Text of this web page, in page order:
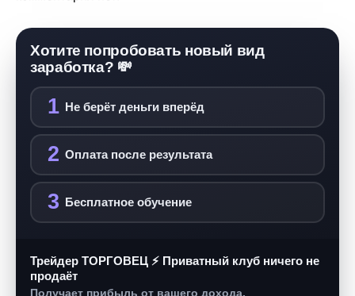
Хотите попробовать новый вид
заработка? 💸
1 Не берёт деньги вперёд
2 Оплата после результата
3 Бесплатное обучение
Трейдер ТОРГОВЕЦ ⚡ Приватный клуб ничего не
продаёт
Получает прибыль от вашего дохода.